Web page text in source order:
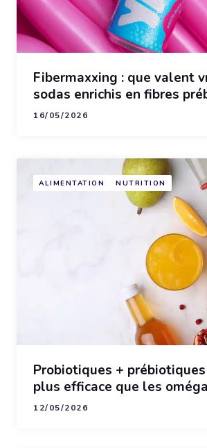
Fibermaxxing : que valent
sodas enrichis en fibres
16/05/2026
ALIMENTATION NUTRITION
Probiotiques +
plus efficace que les
12/05/2026